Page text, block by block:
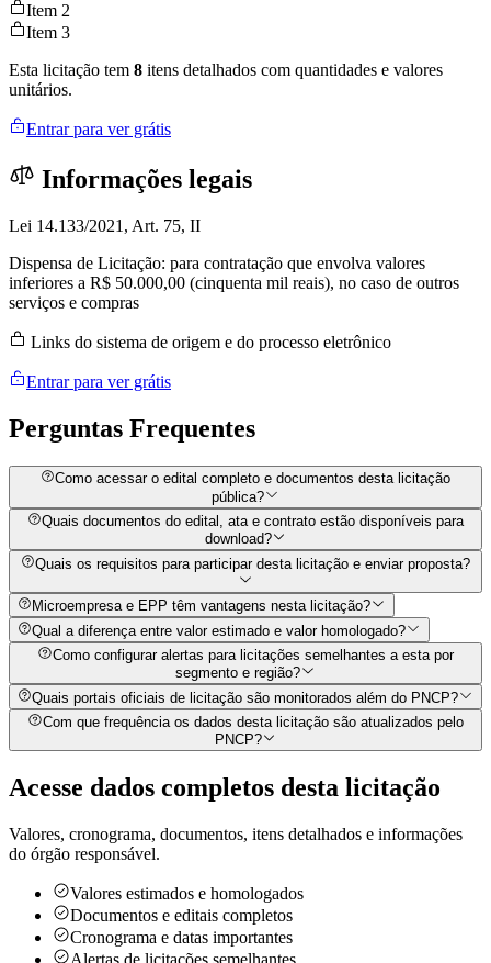
Item 2
Item 3
Esta licitação tem 8 itens detalhados com quantidades e valores
unitários.
Entrar para ver grátis
Informações legais
Lei 14.133/2021, Art. 75, II
Dispensa de Licitação: para contratação que envolva valores
inferiores a R$ 50.000,00 (cinquenta mil reais), no caso de outros
serviços e compras
Links do sistema de origem e do processo eletrônico
Entrar para ver grátis
Perguntas Frequentes
Como acessar o edital completo e documentos desta licitação
pública?
Quais documentos do edital, ata e contrato estão disponíveis para
download?
Quais os requisitos para participar desta licitação e enviar proposta?
Microempresa e EPP têm vantagens nesta licitação?
Qual a diferença entre valor estimado e valor homologado?
Como configurar alertas para licitações semelhantes a esta por
segmento e região?
Quais portais oficiais de licitação são monitorados além do PNCP?
Com que frequência os dados desta licitação são atualizados pelo
PNCP?
Acesse dados completos desta licitação
Valores, cronograma, documentos, itens detalhados e informações
do órgão responsável.
Valores estimados e homologados
Documentos e editais completos
Cronograma e datas importantes
Alertas de licitações semelhantes